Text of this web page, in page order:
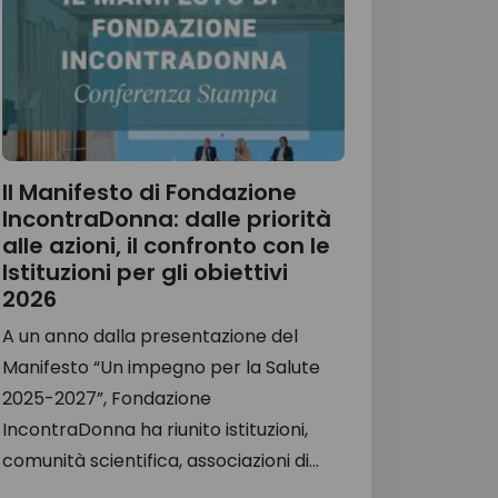
Il Manifesto di Fondazione
IncontraDonna: dalle priorità
alle azioni, il confronto con le
Istituzioni per gli obiettivi
2026
A un anno dalla presentazione del
Manifesto “Un impegno per la Salute
2025-2027”, Fondazione
IncontraDonna ha riunito istituzioni,
comunità scientifica, associazioni di...